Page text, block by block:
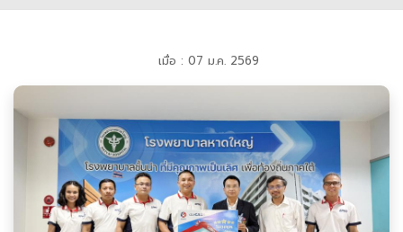
เมื่อ : 07 ม.ค. 2569